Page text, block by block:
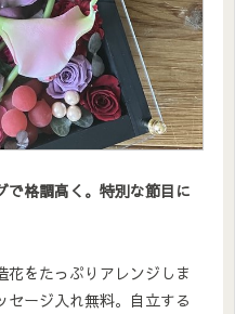
で格調高く。特別な節目に
をたっぷりアレンジしま
セージ入れ無料。自立する